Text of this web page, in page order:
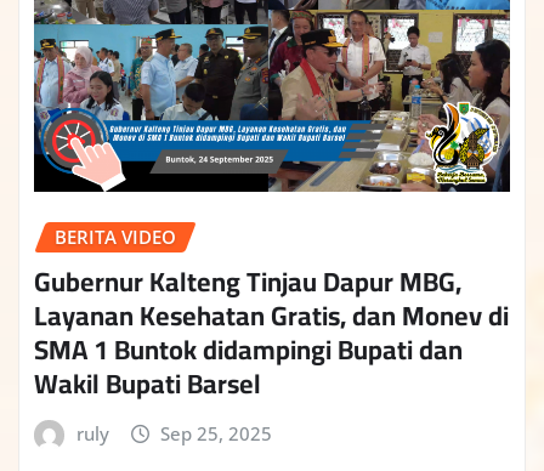
BERITA VIDEO
Gubernur Kalteng Tinjau Dapur MBG,
Layanan Kesehatan Gratis, dan Monev di
SMA 1 Buntok didampingi Bupati dan
Wakil Bupati Barsel
ruly Sep 25, 2025